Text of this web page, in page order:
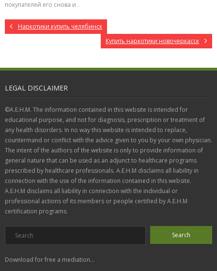
покупателей его снова и .
Наркотики купить челябинск
Купить наркотики новочеркасск
LEGAL DISCLAIMER
©A.E.H.M. The information contained in this website is intended for
educational purpose, and not for diagnosis, prescription or treatment of
any health disorders. In no way this website is intended to replace,
countermand or conflict with the advice given to you by your own physician.
The intent of the authors of the website is only to provide information of
general nature that can be used as an adjunct to healthcare programs
prescribed by healthcare professionals. A.E.H.M disclaims all liability in
connection with the use of the information contained in this website.
A.E.H.M disclaims all liability in connection with the individual or
professional actions of its members or people certified by A.E.H.M
certification programs.
Download for free a mediation...